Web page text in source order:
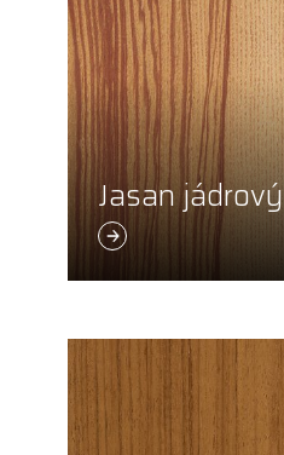
Jasan jádrový